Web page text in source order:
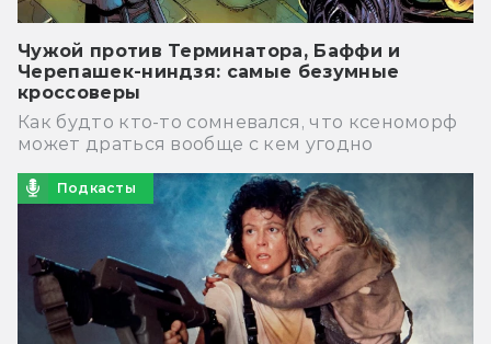
Чужой против Терминатора, Баффи и
Черепашек-ниндзя: самые безумные
кроссоверы
Как будто кто-то сомневался, что ксеноморф
может драться вообще с кем угодно
Подкасты